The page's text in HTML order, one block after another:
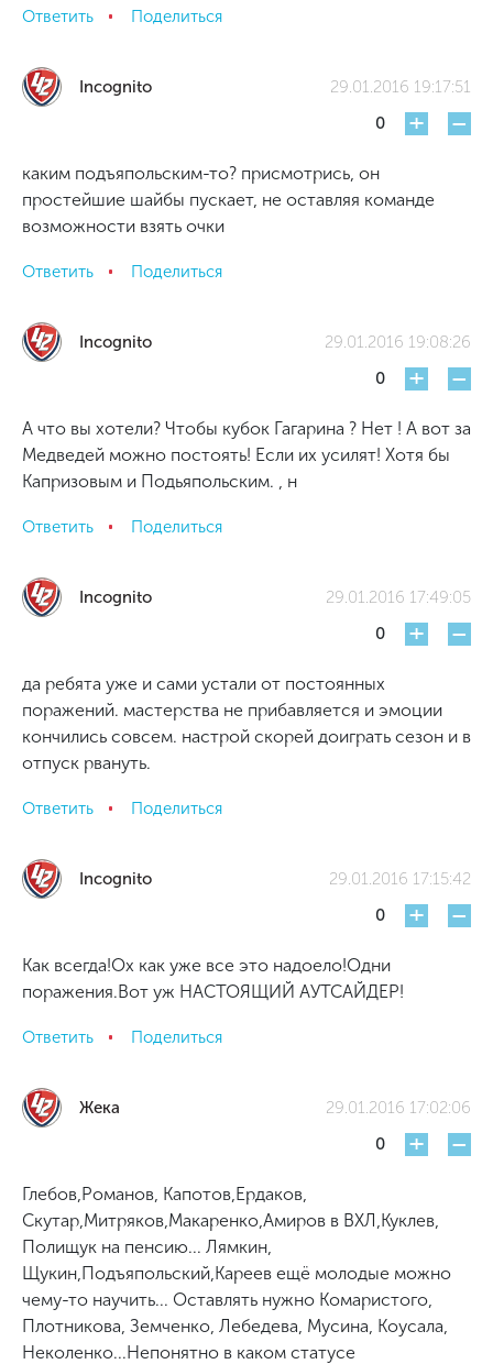
Ответить Поделиться
Incognito
29.01.2016 19:17:51
0
+ -
каким подъяпольским-то? присмотрись, он
простейшие шайбы пускает, не оставляя команде
возможности взять очки
Ответить Поделиться
Incognito
29.01.2016 19:08:26
0
+ -
А что вы хотели? Чтобы кубок Гагарина ? Нет ! А вот за
Медведей можно постоять! Если их усилят! Хотя бы
Капризовым и Подьяпольским. , н
Ответить Поделиться
Incognito
29.01.2016 17:49:05
0
+ -
да ребята уже и сами устали от постоянных
поражений. мастерства не прибавляется и эмоции
кончились совсем. настрой скорей доиграть сезон и в
отпуск рвануть.
Ответить Поделиться
Incognito
29.01.2016 17:15:42
0
+ -
Как всегда!Ох как уже все это надоело!Одни
поражения.Вот уж НАСТОЯЩИЙ АУТСАЙДЕР!
Ответить Поделиться
Жека
29.01.2016 17:02:06
0
+ -
Глебов,Романов, Капотов,Ердаков,
Скутар,Митряков,Макаренко,Амиров в ВХЛ,Куклев,
Полищук на пенсию... Лямкин,
Щукин,Подъяпольский,Кареев ещё молодые можно
чему-то научить... Оставлять нужно Комаристого,
Плотникова, Земченко, Лебедева, Мусина, Коусала,
Неколенко...Непонятно в каком статусе